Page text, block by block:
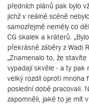
předních plánů pak bylo
jichž v reálné scéně
samozřejmě neměly co
CG skalek a kráterů.
překrásné záběry z Wadi
„Znamenalo to, že
vypadají skvěle - a ty pak
velký rozdíl oproti mnoha
poslední době pracovali.
zapomněli, jaké to je mít